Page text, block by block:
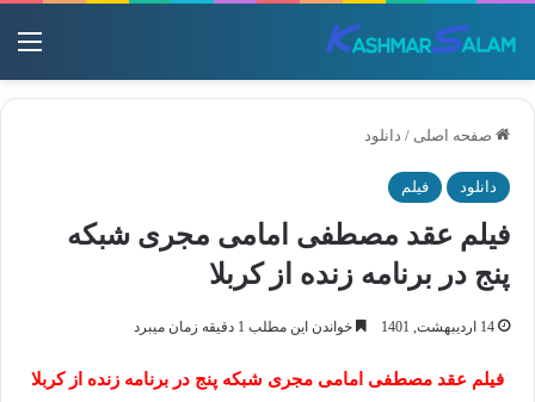
صفحه اصلی / دانلود
دانلود فیلم
فیلم عقد مصطفی امامی مجری شبکه
پنج در برنامه زنده از کربلا
14 اردیبهشت, 1401 خواندن این مطلب 1 دقیقه زمان میبرد
فیلم عقد مصطفی امامی مجری شبکه پنج در برنامه زنده از کربلا